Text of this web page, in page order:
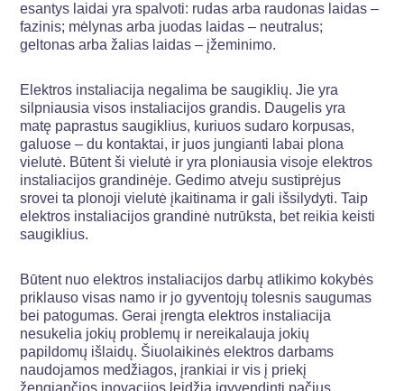
esantys laidai yra spalvoti: rudas arba raudonas laidas –
fazinis; mėlynas arba juodas laidas – neutralus;
geltonas arba žalias laidas – įžeminimo.
Elektros instaliacija negalima be saugiklių. Jie yra
silpniausia visos instaliacijos grandis. Daugelis yra
matę paprastus saugiklius, kuriuos sudaro korpusas,
galuose – du kontaktai, ir juos jungianti labai plona
vielutė. Būtent ši vielutė ir yra ploniausia visoje elektros
instaliacijos grandinėje. Gedimo atveju sustiprėjus
srovei ta plonoji vielutė įkaitinama ir gali išsilydyti. Taip
elektros instaliacijos grandinė nutrūksta, bet reikia keisti
saugiklius.
Būtent nuo elektros instaliacijos darbų atlikimo kokybės
priklauso visas namo ir jo gyventojų tolesnis saugumas
bei patogumas. Gerai įrengta elektros instaliacija
nesukelia jokių problemų ir nereikalauja jokių
papildomų išlaidų. Šiuolaikinės elektros darbams
naudojamos medžiagos, įrankiai ir vis į priekį
žengiančios inovacijos leidžia įgyvendinti pačius